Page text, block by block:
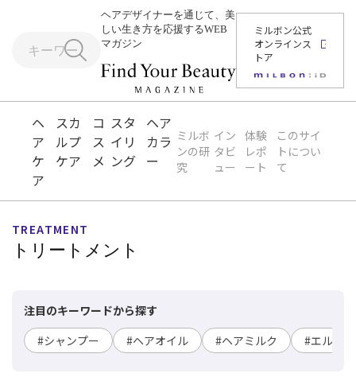
ヘアデザイナーを通じて、美
しい生き方を応援するWEB
マガジン
ミルボン公式
オンラインス
トア
ヘ
ア
ケ
ア
スカ
ルプ
ケア
コ
ス
メ
スタ
イリ
ング
ヘア
カラ
ー
ミルボ
ンの研
究
イン
タビ
ュー
体験
レポ
ート
このサイ
トについ
て
TREATMENT
トリートメント
注目のキーワードから探す
#シャンプー
#ヘアオイル #ヘアミルク #エルジ